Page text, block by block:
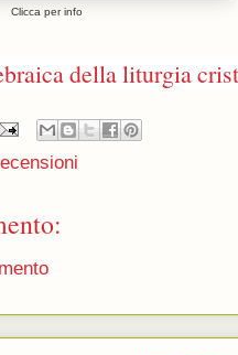
Clicca per info
della liturgia